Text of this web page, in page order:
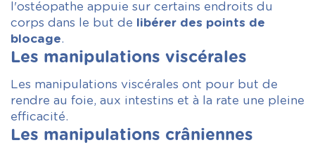
l'ostéopathe appuie sur certains endroits du
corps dans le but de libérer des points de
blocage.
Les manipulations viscérales
Les manipulations viscérales ont pour but de
rendre au foie, aux intestins et à la rate une pleine
efficacité.
Les manipulations crâniennes